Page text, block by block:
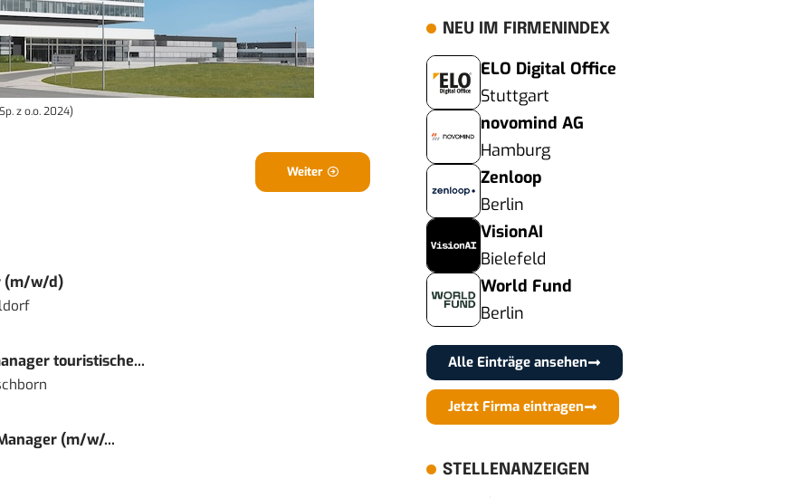
z o.o. 2024)
Weiter
(m/w/d)
touristische...
(m/w/...
NEU IM FIRMENINDEX
ELO Digital Office
Stuttgart
novomind AG
Hamburg
Zenloop
Berlin
VisionAI
Bielefeld
World Fund
Berlin
Alle Einträge ansehen
Jetzt Firma eintragen
STELLENANZEIGEN